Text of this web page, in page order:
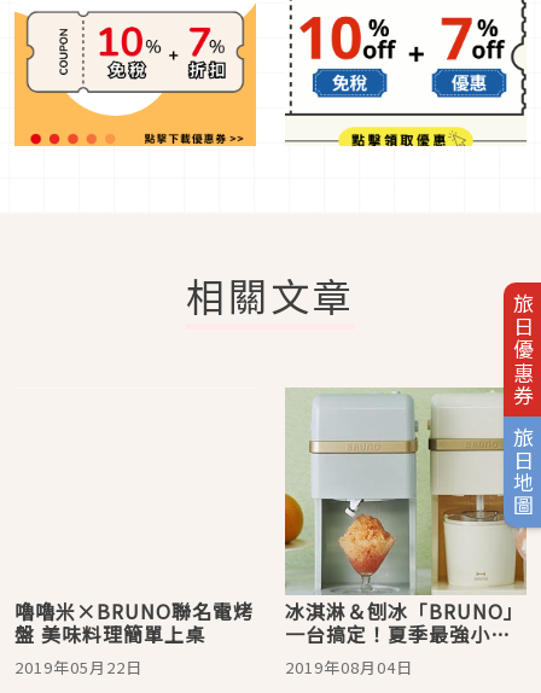
旅日優惠券
旅日地圖
相關文章
嚕嚕米×BRUNO聯名電烤
盤 美味料理簡單上桌
2019年05月22日
冰淇淋＆刨冰「BRUNO」
一台搞定！夏季最強小家
電
2019年08月04日